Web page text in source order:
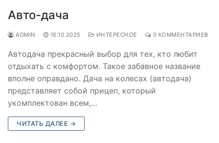
Авто-дача
ADMIN 16.10.2025 ИНТЕРЕСНОЕ 0 КОММЕНТАРИЕВ
Автодача прекрасный выбор для тех, кто любит
отдыхать с комфортом. Такое забавное название
вполне оправдано. Дача на колесах (автодача)
представляет собой прицеп, который
укомплектован всем,…
ЧИТАТЬ ДАЛЕЕ →